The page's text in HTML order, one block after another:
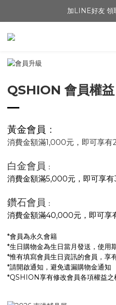
加LINE好友 領
QSHION 會員權益
黃金會員 ：
消費金額滿1,000元，即可享
白金會員 ：
消費金額滿5,000元，即可享
鑽石會員 ：
消費金額滿40,000元，即可享
*會員為永久會籍
*生日購物金為生日當月發送，使用
*惟有填寫會員生日資訊的會員，享
*請開啟通知，避免遺漏購物金通知
*QSHION享有修改會員各項權益之